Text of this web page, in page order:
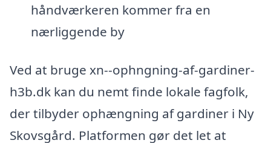
håndværkeren kommer fra en
nærliggende by
Ved at bruge xn--ophngning-af-gardiner-
h3b.dk kan du nemt finde lokale fagfolk,
der tilbyder ophængning af gardiner i Ny
Skovsgård. Platformen gør det let at